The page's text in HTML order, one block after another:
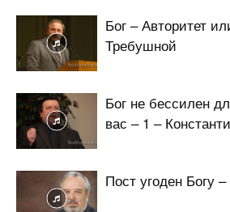
Бог – Авторитет
Требушной
Бог не бессилен
вас – 1 –
Пост угоден Богу